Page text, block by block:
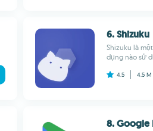
6. Shizuku
Shizuku là
dụng nào sử
4.5 4.5 M
8. Google